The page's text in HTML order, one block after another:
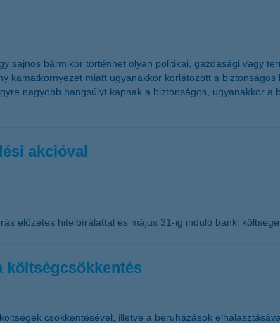
sajnos bármikor történhet olyan politikai, gazdasági vagy
kamatkörnyezet miatt ugyanakkor korlátozott a
nagyobb hangsúlyt kapnak a biztonságos, ugyanakkor
akcióval
előzetes hitelbírálattal és május 31-ig induló banki
költségcsökkentés
csökkentésével, illetve a beruházások